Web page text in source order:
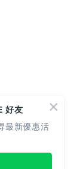
好友
最新優惠活